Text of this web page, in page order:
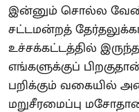
இன்னும் சொல்ல
சட்டமன்றத்
உச்சக்கட்டத்தில்
எங்களுக்குப்
பறிக்கும் வகையில்
மறுசீரமைப்பு